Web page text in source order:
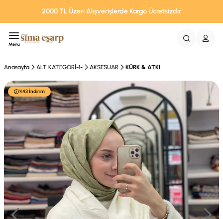
2000 TL Üzeri Alışverişlerde Kargo Ücretsizdir
Menü
Anasayfa ALT KATEGORİ-1- AKSESUAR KÜRK & ATKI
%43 İndirim